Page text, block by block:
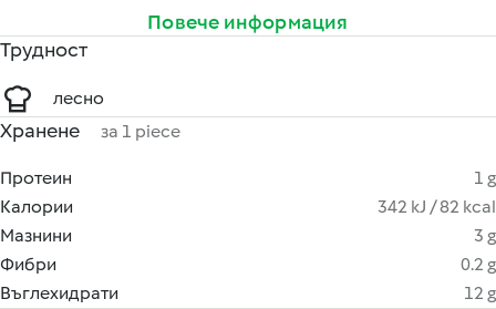
Повече информация
Трудност
лесно
Хранене за 1 piece
Протеин
1 g
Калории
342 kJ / 82 kcal
Мазнини
3 g
Фибри
0.2 g
Въглехидрати
12 g